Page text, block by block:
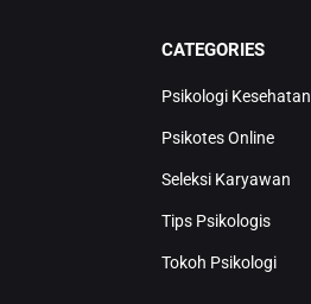
CATEGORIES
Psikologi Kesehatan
Psikotes Online
Seleksi Karyawan
Tips Psikologis
Tokoh Psikologi